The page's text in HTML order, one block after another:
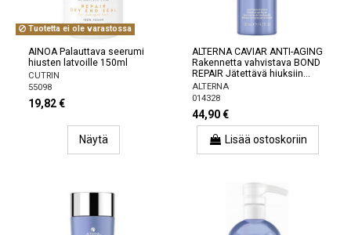
Tuotetta ei ole varastossa
AINOA Palauttava seerumi
hiusten latvoille 150ml
CUTRIN
55098
19,82 €
Näytä
ALTERNA CAVIAR ANTI-AGING
Rakennetta vahvistava BOND
REPAIR Jätettävä hiuksiin...
ALTERNA
014328
44,90 €
Lisää ostoskoriin